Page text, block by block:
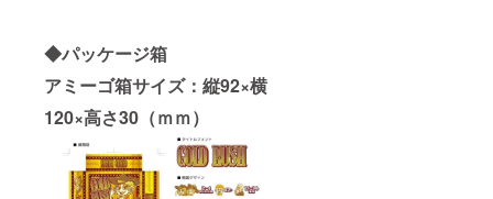
◆パッケージ箱
アミーゴ箱サイズ：縦92×横
120×高さ30（ｍｍ）